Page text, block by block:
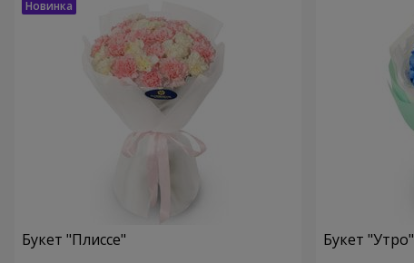
Букет "Плиссе" Букет "Утро"